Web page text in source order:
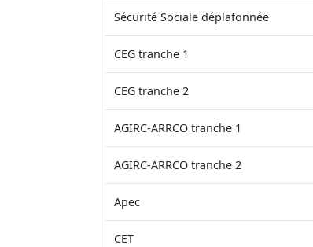
Sécurité Sociale déplafonnée
CEG tranche 1
CEG tranche 2
AGIRC-ARRCO tranche 1
AGIRC-ARRCO tranche 2
Apec
CET